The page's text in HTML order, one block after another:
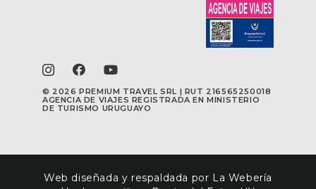
© 2026 PREMIUM TRAVEL SRL | RUT 216565250018
AGENCIA DE VIAJES REGISTRADA EN MINISTERIO
DE TURISMO URUGUAYO
Web diseñada y respaldada por La Webería